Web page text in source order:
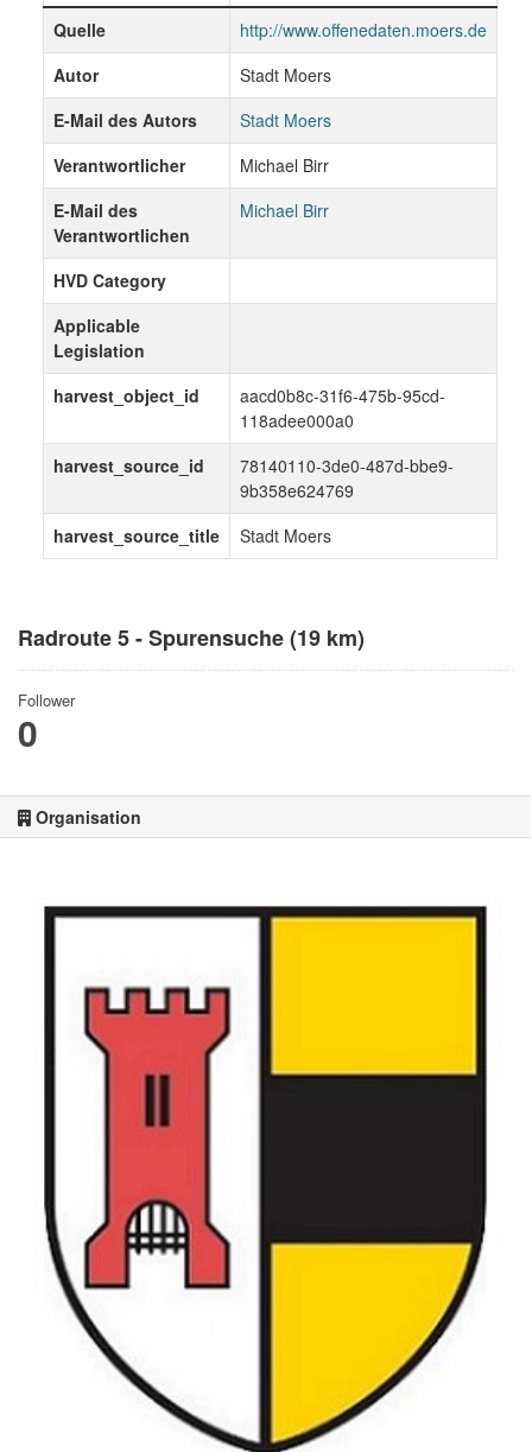
Radroute 5 - Spurensuche (19 km)
Follower
0
Organisation
Quelle
http://www.offenedaten.moers.de
Autor
Stadt Moers
E-Mail des Autors
Stadt Moers
Verantwortlicher
Michael Birr
E-Mail des
Verantwortlichen
Michael Birr
HVD Category
Applicable
Legislation
harvest_object_id
aacd0b8c-31f6-475b-95cd-
118adee000a0
harvest_source_id
78140110-3de0-487d-bbe9-
9b358e624769
harvest_source_title
Stadt Moers